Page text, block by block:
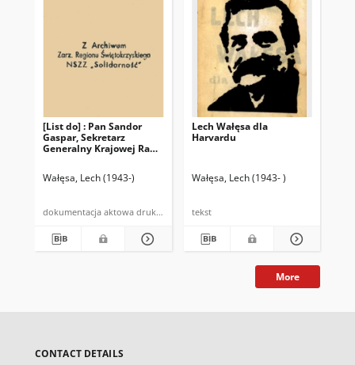
[List do] : Pan Sandor
Gaspar, Sekretarz
Generalny Krajowej Rady
Wałęsa, Lech (1943-)
dokumentacja aktowa druk powielony
Lech Wałęsa dla
Harvardu
Wałęsa, Lech (1943- )
tekst
More
CONTACT DETAILS